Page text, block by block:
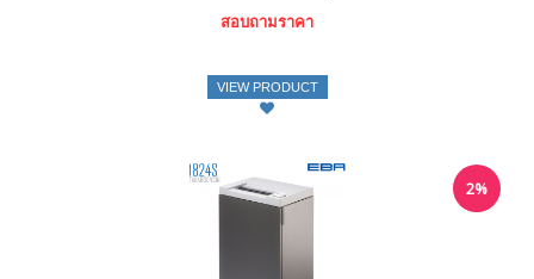
สอบถามราคา
VIEW PRODUCT
2%